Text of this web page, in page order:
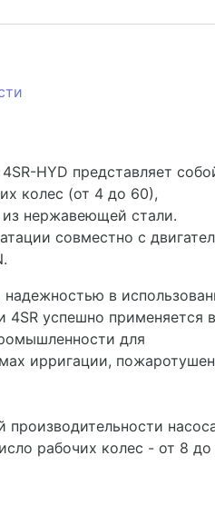
HYD представляет
колес (от 4 до 60),
нержавеющей стали.
совместно с
в
4SR успешно применяется в
для
ирригации,
производительности
рабочих колес - от 8 до